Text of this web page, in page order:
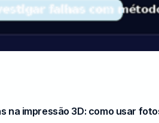
na impressão 3D: como usar